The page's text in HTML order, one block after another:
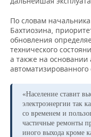
По словам
Бахтиозина,
обновления
технического
а также на
«Население ставит
электроэнергии так
со временем и
частичные ремонты
иного выхода кроме